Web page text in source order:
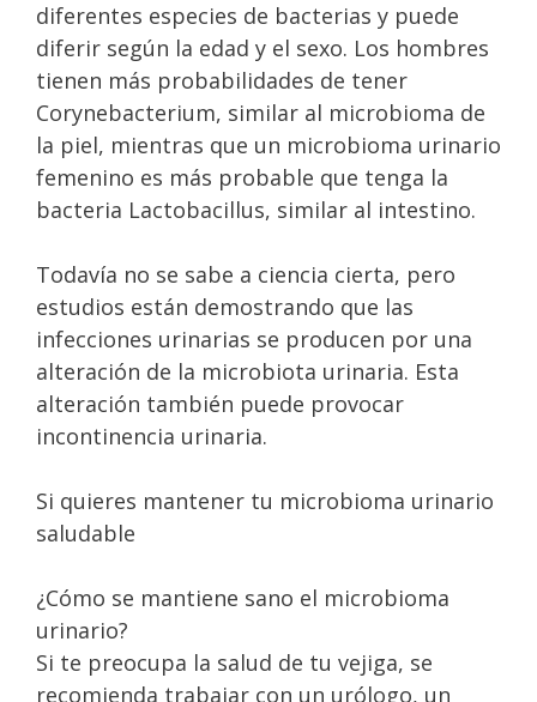
diferentes especies de bacterias y puede
diferir según la edad y el sexo. Los hombres
tienen más probabilidades de tener
Corynebacterium, similar al microbioma de
la piel, mientras que un microbioma urinario
femenino es más probable que tenga la
bacteria Lactobacillus, similar al intestino.
Todavía no se sabe a ciencia cierta, pero
estudios están demostrando que las
infecciones urinarias se producen por una
alteración de la microbiota urinaria. Esta
alteración también puede provocar
incontinencia urinaria.
Si quieres mantener tu microbioma urinario
saludable
¿Cómo se mantiene sano el microbioma
urinario?
Si te preocupa la salud de tu vejiga, se
recomienda trabajar con un urólogo, un